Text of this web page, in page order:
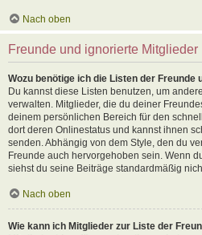
Nach oben
Freunde und ignorierte Mitglieder
Wozu benötige ich die Listen der Freunde
Du kannst diese Listen benutzen, um
verwalten. Mitglieder, die du deiner
deinem persönlichen Bereich für den
dort deren Onlinestatus und kannst ihnen
senden. Abhängig von dem Style, den du
Freunde auch hervorgehoben sein. Wenn
siehst du seine Beiträge standardmäßig
Nach oben
Wie kann ich Mitglieder zur Liste der